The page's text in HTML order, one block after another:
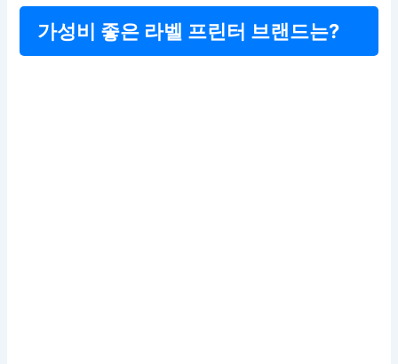
가성비 좋은 라벨 프린터 브랜드는?